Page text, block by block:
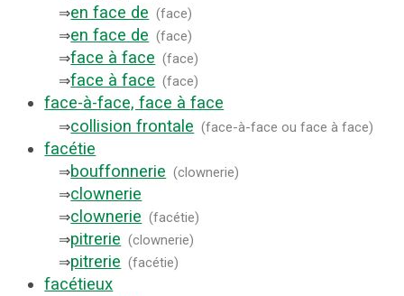
⇒en face de (face)
⇒en face de (face)
⇒face à face (face)
⇒face à face (face)
face-à-face, face à face
⇒collision frontale (face-à-face ou face à face)
facétie
⇒bouffonnerie (clownerie)
⇒clownerie
⇒clownerie (facétie)
⇒pitrerie (clownerie)
⇒pitrerie (facétie)
facétieux